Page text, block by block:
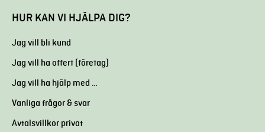
HUR KAN VI HJÄLPA DIG?
Jag vill bli kund
Jag vill ha offert (företag)
Jag vill ha hjälp med …
Vanliga frågor & svar
Avtalsvillkor privat